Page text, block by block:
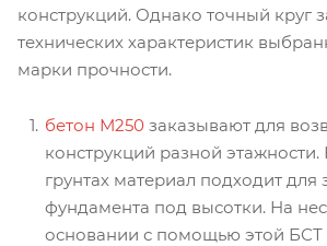
конструкций. Однако точный круг
технических характеристик
марки прочности.
бетон М250 заказывают для
конструкций разной
грунтах материал подходит для
фундамента под высотки. На
основании с помощью этой